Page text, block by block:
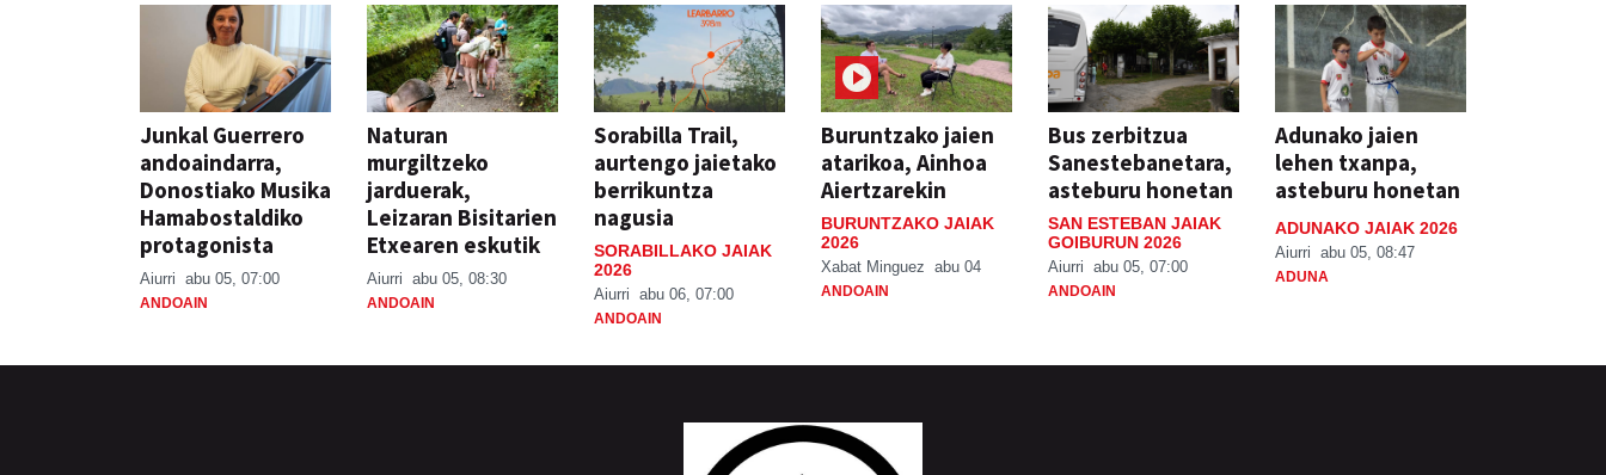
Junkal Guerrero
andoaindarra,
Donostiako Musika
Hamabostaldiko
protagonista
Aiurri abu 05, 07:00
ANDOAIN
Naturan
murgiltzeko
jarduerak,
Leizaran Bisitarien
Etxearen eskutik
Aiurri abu 05, 08:30
ANDOAIN
Sorabilla Trail,
aurtengo jaietako
berrikuntza
nagusia
SORABILLAKO JAIAK
2026
Aiurri abu 06, 07:00
ANDOAIN
Buruntzako jaien
atarikoa, Ainhoa
Aiertzarekin
BURUNTZAKO JAIAK
2026
Xabat Minguez abu 04
ANDOAIN
Bus zerbitzua
Sanestebanetara,
asteburu honetan
SAN ESTEBAN JAIAK
GOIBURUN 2026
Aiurri abu 05, 07:00
ANDOAIN
Adunako jaien
lehen txanpa,
asteburu honetan
ADUNAKO JAIAK 2026
Aiurri abu 05, 08:47
ADUNA